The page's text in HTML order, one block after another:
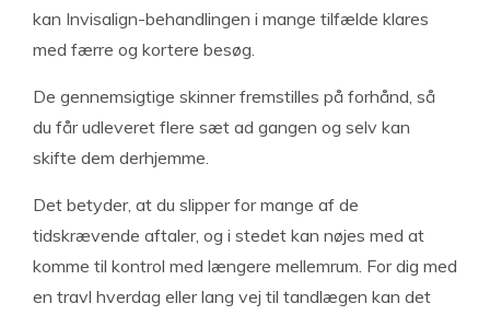
kan Invisalign-behandlingen i mange tilfælde klares
med færre og kortere besøg.
De gennemsigtige skinner fremstilles på forhånd, så
du får udleveret flere sæt ad gangen og selv kan
skifte dem derhjemme.
Det betyder, at du slipper for mange af de
tidskrævende aftaler, og i stedet kan nøjes med at
komme til kontrol med længere mellemrum. For dig med
en travl hverdag eller lang vej til tandlægen kan det